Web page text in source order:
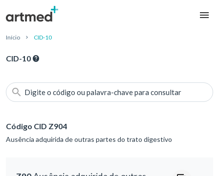
Início CID-10
CID-10
Digite o código ou palavra-chave para consultar
Código CID Z904
Ausência adquirida de outras partes do trato digestivo